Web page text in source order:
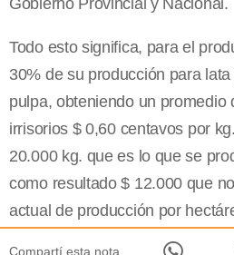
Gobierno Provincial y Nacional.
Todo esto significa, para el
30% de su producción para
pulpa, obteniendo un promedio
irrisorios $ 0,60 centavos por
20.000 kg. que es lo que se
como resultado $ 12.000 que
actual de producción por
Compartí esta nota